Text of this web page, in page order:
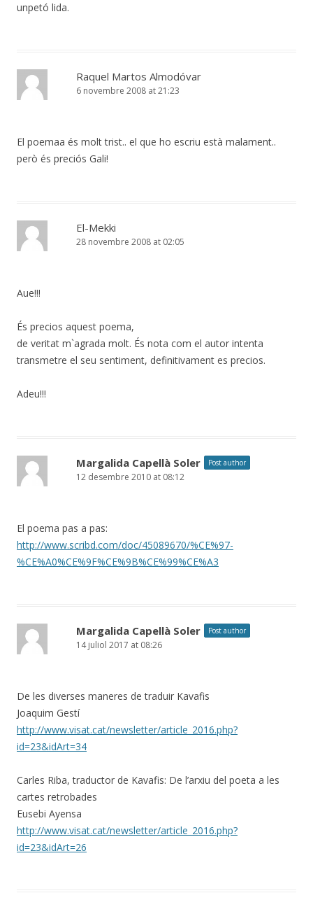
unpetó lida.
Raquel Martos Almodóvar
6 novembre 2008 at 21:23
El poemaa és molt trist.. el que ho escriu està malament..
però és preciós Gali!
El-Mekki
28 novembre 2008 at 02:05
Aue!!!
És precios aquest poema,
de veritat m`agrada molt. És nota com el autor intenta
transmetre el seu sentiment, definitivament es precios.
Adeu!!!
Margalida Capellà Soler Post author
12 desembre 2010 at 08:12
El poema pas a pas:
http://www.scribd.com/doc/45089670/%CE%97-
%CE%A0%CE%9F%CE%9B%CE%99%CE%A3
Margalida Capellà Soler Post author
14 juliol 2017 at 08:26
De les diverses maneres de traduir Kavafis
Joaquim Gestí
http://www.visat.cat/newsletter/article_2016.php?
id=23&idArt=34
Carles Riba, traductor de Kavafis: De l’arxiu del poeta a les
cartes retrobades
Eusebi Ayensa
http://www.visat.cat/newsletter/article_2016.php?
id=23&idArt=26